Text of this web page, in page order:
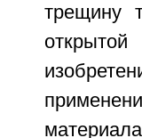
трещину